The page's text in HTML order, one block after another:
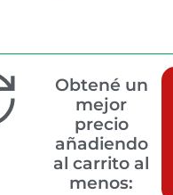
Obtené un
mejor
precio
añadiendo
al carrito al
menos: